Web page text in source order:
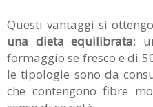
Questi vantaggi si
una dieta equilibrata:
formaggio se fresco e di
le tipologie sono da
che contengono fibre